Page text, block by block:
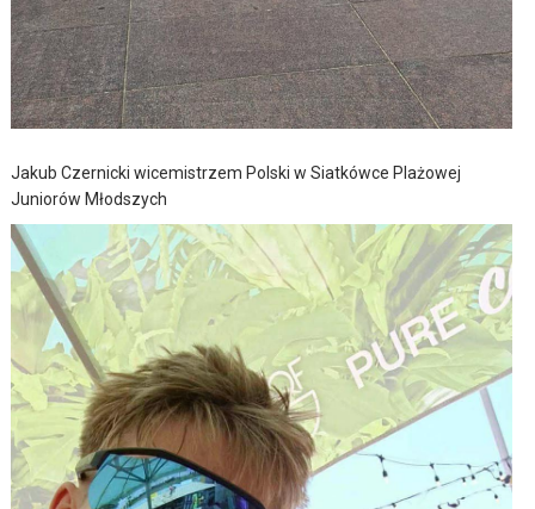
Jakub Czernicki wicemistrzem Polski w Siatkówce Plażowej
Juniorów Młodszych